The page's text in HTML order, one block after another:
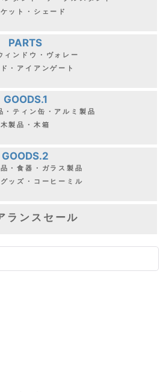
ット・シェード
PARTS
ィンドウ・ヴォレー
・アイアンゲート
GOODS.1
・ティン缶・アルミ製品
木製品・木箱
GOODS.2
・食器・ガラス製品
ッズ・コーヒーミル
ランスセール